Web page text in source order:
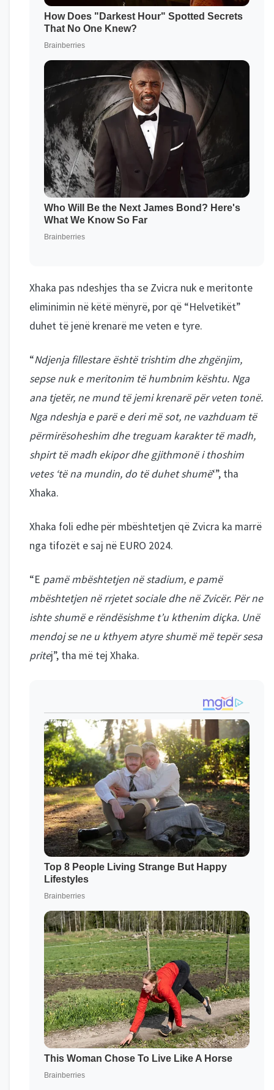
Xhaka pas ndeshjes tha se Zvicra nuk e meritonte
eliminimin në këtë mënyrë, por që “Helvetikët”
duhet të jenë krenarë me veten e tyre.
“Ndjenja fillestare është trishtim dhe zhgënjim,
sepse nuk e meritonim të humbnim kështu. Nga
ana tjetër, ne mund të jemi krenarë për veten tonë.
Nga ndeshja e parë e deri më sot, ne vazhduam të
përmirësoheshim dhe treguam karakter të madh,
shpirt të madh ekipor dhe gjithmonë i thoshim
vetes ‘të na mundin, do të duhet shumë‘”, tha
Xhaka.
Xhaka foli edhe për mbështetjen që Zvicra ka marrë
nga tifozët e saj në EURO 2024.
“E pamë mbështetjen në stadium, e pamë
mbështetjen në rrjetet sociale dhe në Zvicër. Për ne
ishte shumë e rëndësishme t’u kthenim diçka. Unë
mendoj se ne u kthyem atyre shumë më tepër sesa
pritej”, tha më tej Xhaka.